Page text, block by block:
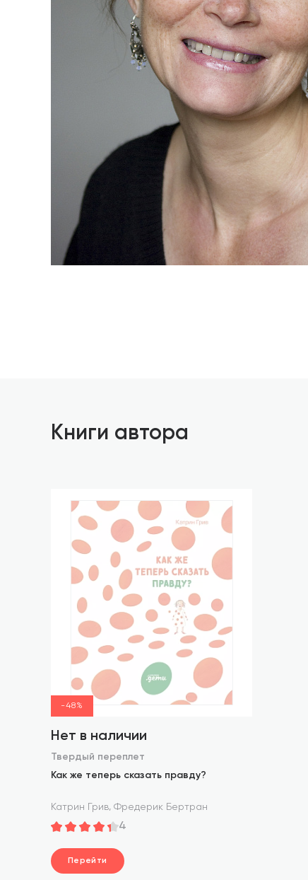
Книги автора
-48%
Нет в наличии
Твердый переплет
Как же теперь сказать правду?
Катрин Грив, Фредерик Бертран
4
Перейти